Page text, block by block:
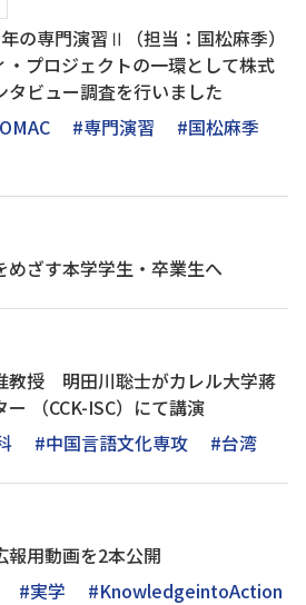
の専門演習Ⅱ（担当：国松麻季）
・プロジェクトの一環として株式
タビュー調査を行いました
#専門演習
#国松麻季
めざす本学学生・卒業生へ
教授 明田川聡士がカレル大学蔣
（CCK-ISC）にて講演
#中国言語文化専攻 #台湾
報用動画を2本公開
#実学
#KnowledgeintoAction